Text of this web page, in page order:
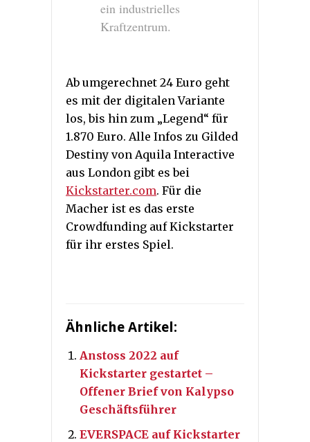
ein industrielles
Kraftzentrum.
Ab umgerechnet 24 Euro geht
es mit der digitalen Variante
los, bis hin zum „Legend“ für
1.870 Euro. Alle Infos zu Gilded
Destiny von Aquila Interactive
aus London gibt es bei
Kickstarter.com. Für die
Macher ist es das erste
Crowdfunding auf Kickstarter
für ihr erstes Spiel.
Ähnliche Artikel:
Anstoss 2022 auf
Kickstarter gestartet –
Offener Brief von Kalypso
Geschäftsführer
EVERSPACE auf Kickstarter